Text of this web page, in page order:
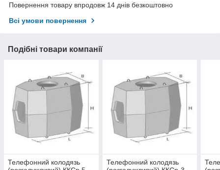
Повернення товару впродовж 14 днів безкоштовно
Всі умови повернення
Подібні товари компанії
Телефонний колодязь
Телефонний колодязь